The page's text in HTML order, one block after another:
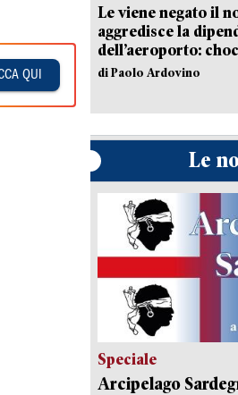
QUI
Le viene negato il
aggredisce la
dell’aeroporto:
di Paolo Ardovino
Le
Speciale
Arcipelago